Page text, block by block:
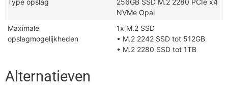
Type opslag
256GB SSD M.2 2280 PCIe x4
NVMe Opal
Maximale
opslagmogelijkheden
1x M.2 SSD
• M.2 2242 SSD tot 512GB
• M.2 2280 SSD tot 1TB
Alternatieven